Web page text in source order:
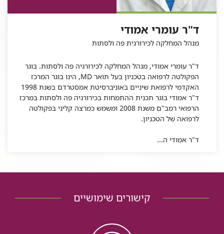
ד"ר עומרי אמודי
מנהל המחלקה לכירורגית פה ולסתות
ד"ר עומרי אמודי, מנהל המחלקה לכירורגיה פה ולסתות. בוגר
הפקולטה לרפואה בטכניון בעל תואר MD, הינו בוגר המרכז
האקדמי לרפואת שיניים באוניברסיטת אמסטרדם בשנת 1998
ד"ר אמודי בוגר תכנית ההתמחות בכירורגיה פה ולסתות במרכז
הרפואי רמב"ם משנת 2008 ומשמש כמרצה קליני בפקולטה
לרפואה של הטכניון.
ד"ר אמודי ה...
קישורים שימושיים